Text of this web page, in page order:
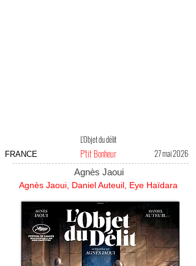
L'Objet du délit
FRANCE P'tit Bonheur 27 mai 2026
Agnès Jaoui
Agnès Jaoui, Daniel Auteuil, Eye Haïdara